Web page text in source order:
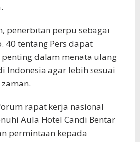
penerbitan perpu sebagai
40 tentang Pers dapat
dalam menata ulang
Indonesia agar lebih sesuai
rapat kerja nasional
Aula Hotel Candi Bentar
permintaan kepada